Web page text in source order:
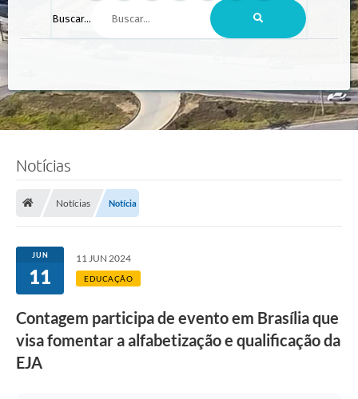
Buscar...
Notícias
Notícias Notícia
JUN
11
11 JUN 2024
EDUCAÇÃO
Contagem participa de evento em Brasília que
visa fomentar a alfabetização e qualificação da
EJA
S
e
d